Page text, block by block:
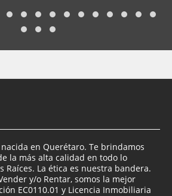
en Querétaro. Te brindamos
la más alta calidad en todo lo
Raíces. La ética es nuestra bandera.
y/o Rentar, somos la mejor
EC0110.01 y Licencia Inmobiliaria